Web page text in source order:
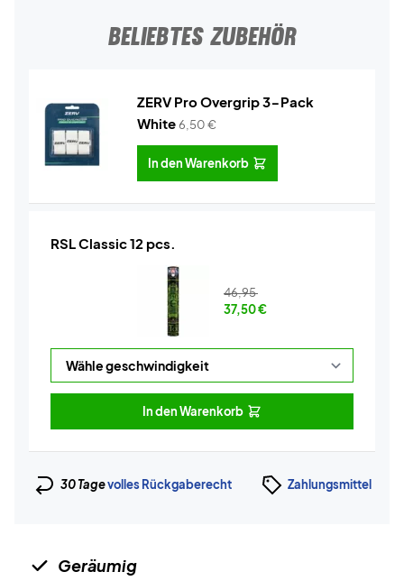
BELIEBTES ZUBEHÖR
ZERV Pro Overgrip 3-Pack
White6,50€
In den Warenkorb
RSL Classic 12 pcs.
46,95
37,50€
In den Warenkorb
30 Tagevolles Rückgaberecht Zahlungsmittel
Geräumig